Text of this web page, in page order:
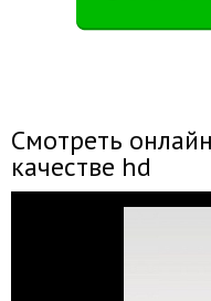
Смотреть
качестве hd